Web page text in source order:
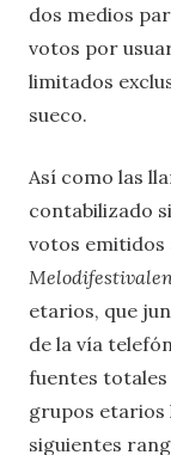
dos medios
votos por
limitados
sueco.
Así como las
contabilizado
votos emitidos
etarios, que
de la vía
fuentes totales
grupos etarios
siguientes